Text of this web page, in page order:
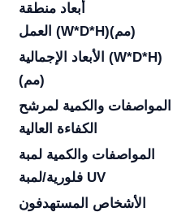
أبعاد منطقة
العمل
(W*D*H)(مم)
الأبعاد الإجمالية (W*D*H)
(مم)
المواصفات والكمية لمرشح
الكفاءة العالية
المواصفات والكمية لمبة
فلورية/لمبة UV
الأشخاص المستهدفون